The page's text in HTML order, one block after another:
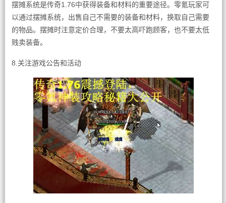
摆摊系统是传奇1.76中获得装备和材料的重要途径。零氪玩家可
以通过摆摊系统，出售自己不需要的装备和材料，换取自己需要
的物品。摆摊时注意定价合理，不要太高吓跑顾客，也不要太低
贱卖装备。
8.关注游戏公告和活动